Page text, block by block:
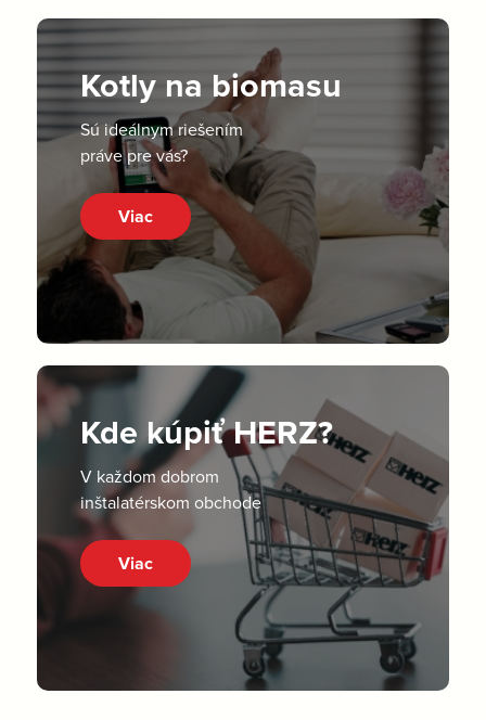
Kotly na biomasu
Sú ideálnym riešením
práve pre vás?
Viac
Kde kúpiť HERZ?
V každom dobrom
inštalatérskom obchode
Viac